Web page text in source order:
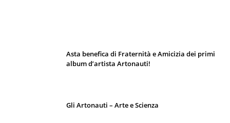
Asta benefica di Fraternità e Amicizia dei primi
album d’artista Artonauti!
Gli Artonauti – Arte e Scienza